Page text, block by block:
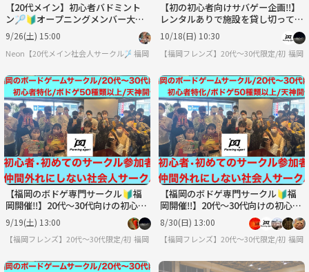
【20代メイン】初心者バドミント
ン🏸🔰オープニングメンバー大募
集中✨
9/26(土) 15:00
Neon【20代メイン社会人サークル🏸】福岡
【初の初心者向けサバゲー企画‼️】
レンタルありで施設を貸し切って初
心者・未経験者に向けの超特別企
画！！
10/18(日) 10:30
【福岡フレンズ】20代〜30代限定/初心者
福岡
【福岡のボドゲ専門サークル🔰福
岡開催‼️】20代〜30代向けの初心者
に特化したボードゲームサークル
9/19(土) 13:00
【福岡フレンズ】20代〜30代限定/初心者に特化したボドゲサークル
福岡
【福岡のボドゲ専門サークル🔰福
岡開催‼️】20代〜30代向けの初心者
に特化したボードゲームサークル
8/30(日) 13:00
【福岡フレンズ】20代〜30代限定/初心者
福岡